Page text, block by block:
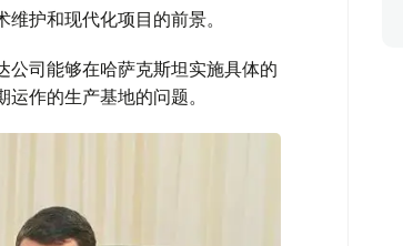
护和现代化项目的前景。
公司能够在哈萨克斯坦实施具体的
作的生产基地的问题。